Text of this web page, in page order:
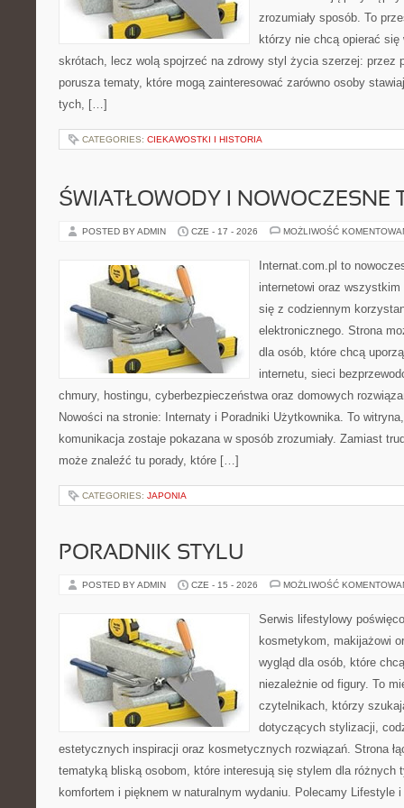
zrozumiały sposób. To
którzy nie chcą opierać się
skrótach, lecz wolą spojrzeć na zdrowy styl życia szerzej: przez
porusza tematy, które mogą zainteresować zarówno osoby
tych, […]
CATEGORIES: CIEKAWOSTKI I HISTORIA
ŚWIATŁOWODY I NOWOCZESNE
POSTED BY ADMIN CZE - 17 - 2026 MOŻLIWOŚĆ
Internat.com.pl to
internetowi oraz
się z codziennym
elektronicznego. Strona
dla osób, które chcą
internetu, sieci
chmury, hostingu, cyberbezpieczeństwa oraz domowych
Nowości na stronie: Internaty i Poradniki Użytkownika. To
komunikacja zostaje pokazana w sposób zrozumiały. Zamiast
może znaleźć tu porady, które […]
CATEGORIES: JAPONIA
PORADNIK STYLU
POSTED BY ADMIN CZE - 15 - 2026 MOŻLIWOŚĆ
Serwis lifestylowy
kosmetykom, makijażowi
wygląd dla osób, które
niezależnie od figury. To
czytelnikach, którzy
dotyczących stylizacji,
estetycznych inspiracji oraz kosmetycznych rozwiązań. Strona
tematyką bliską osobom, które interesują się stylem dla różnych
komfortem i pięknem w naturalnym wydaniu. Polecamy Lifestyle